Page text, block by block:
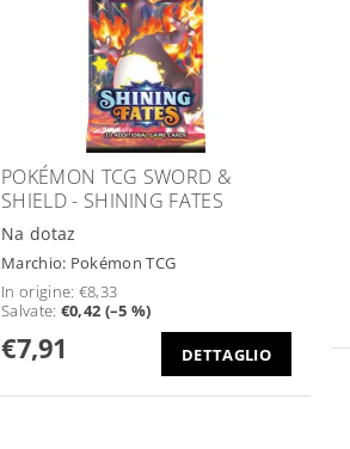
POKÉMON TCG SWORD &
SHIELD - SHINING FATES
Na dotaz
Marchio: Pokémon TCG
In origine: €8,33
Salvate: €0,42 (–5 %)
€7,91 DETTAGLIO